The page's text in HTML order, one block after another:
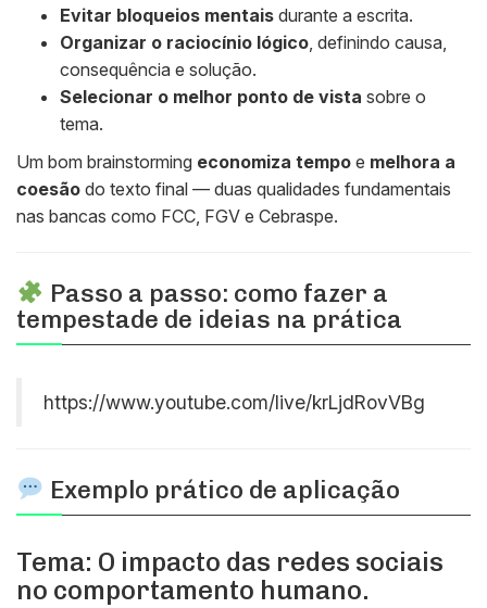
Evitar bloqueios mentais durante a escrita.
Organizar o raciocínio lógico , definindo causa,
consequência e solução.
Selecionar o melhor ponto de vista sobre o
tema.
Um bom brainstorming economiza tempo e melhora a
coesão do texto final — duas qualidades fundamentais
nas bancas como FCC, FGV e Cebraspe.
Passo a passo: como fazer a
tempestade de ideias na prática
https://www.youtube.com/live/krLjdRovVBg
Exemplo prático de aplicação
Tema: O impacto das redes sociais
no comportamento humano.